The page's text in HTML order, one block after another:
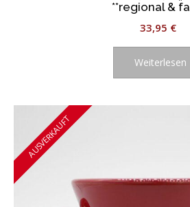
**regional &
33,95 €
Weiterlesen
AUSVERKAUFT